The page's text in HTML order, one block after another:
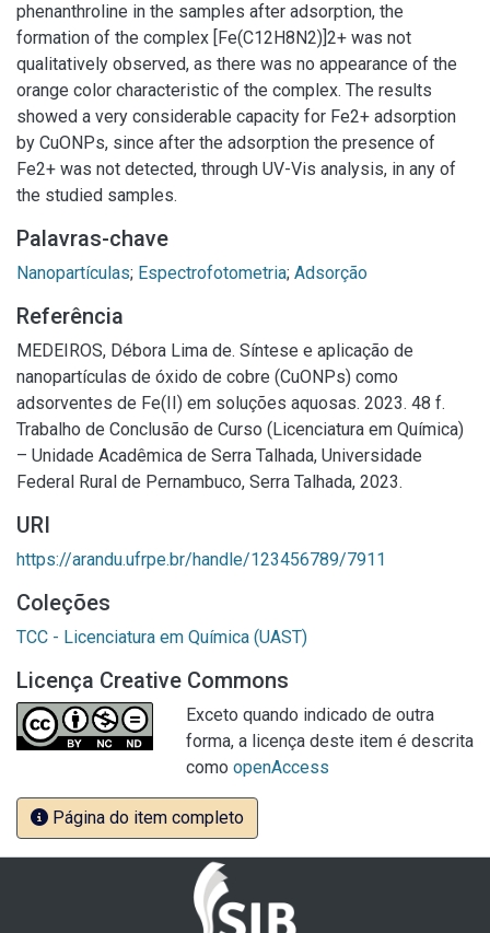
phenanthroline in the samples after adsorption, the
formation of the complex [Fe(C12H8N2)]2+ was not
qualitatively observed, as there was no appearance of the
orange color characteristic of the complex. The results
showed a very considerable capacity for Fe2+ adsorption
by CuONPs, since after the adsorption the presence of
Fe2+ was not detected, through UV-Vis analysis, in any of
the studied samples.
Palavras-chave
Nanopartículas; Espectrofotometria; Adsorção
Referência
MEDEIROS, Débora Lima de. Síntese e aplicação de
nanopartículas de óxido de cobre (CuONPs) como
adsorventes de Fe(II) em soluções aquosas. 2023. 48 f.
Trabalho de Conclusão de Curso (Licenciatura em Química)
– Unidade Acadêmica de Serra Talhada, Universidade
Federal Rural de Pernambuco, Serra Talhada, 2023.
URI
https://arandu.ufrpe.br/handle/123456789/7911
Coleções
TCC - Licenciatura em Química (UAST)
Licença Creative Commons
Exceto quando indicado de outra
forma, a licença deste item é descrita
como openAccess
Página do item completo